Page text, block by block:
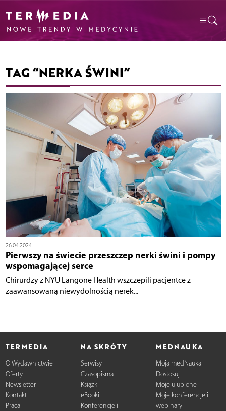
TAG “NERKA ŚWINI”
26.04.2024
Pierwszy na świecie przeszczep nerki świni i pompy
wspomagającej serce
Chirurdzy z NYU Langone Health wszczepili pacjentce z
zaawansowaną niewydolnością nerek...
TERMEDIA
O Wydawnictwie
Oferty
Newsletter
Kontakt
Praca
NA SKRÓTY
Serwisy
Czasopisma
Książki
eBooki
Konferencje i
MEDNAUKA
Moja medNauka
Dostosuj
Moje ulubione
Moje konferencje i
webinary